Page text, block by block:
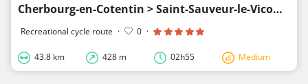
Cherbourg-en-Cotentin > Saint-Sauveur-le-Vicomte - Rondje Cotentin
Recreational cycle route · 0 ·
43.8 km 428 m 02h55 Medium